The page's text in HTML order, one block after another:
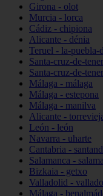
Girona - olot
Murcia - lorca
Cádiz - chipiona
Alicante - dénia
Teruel - la-puebla-
Santa-cruz-de-
Santa-cruz-de-
Málaga - málaga
Málaga - estepona
Málaga - manilva
Alicante -
León - león
Navarra - uharte
Cantabria -
Salamanca -
Bizkaia - getxo
Valladolid -
Málaga -